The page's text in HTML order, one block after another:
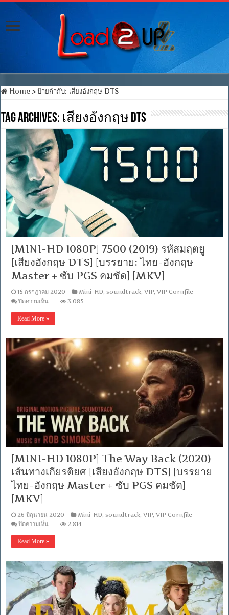
Home > ป้ายกำกับ: เสียงอังกฤษ DTS
Tag Archives: เสียงอังกฤษ DTS
[MINI-HD 1080P] 7500 (2019) รหัสมฤตยู
[เสียงอังกฤษ DTS] [บรรยาย: ไทย-อังกฤษ
Master + ซับ PGS คมชัด] [MKV]
15 กรกฎาคม 2020 Mini-HD, soundtrack,VIP,VIP Cornfile
ปิดความเห็น
1080P]
(2019)
รหัส
มฤตยู
[เสียง
อังกฤษ
อังกฤษ
Master
+
ซับ
PGS
คม
ชัด]
3,085
Read More »
[MINI-HD 1080P] The Way Back (2020)
เส้นทางเกียรติยศ [เสียงอังกฤษ DTS] [บรรยาย
ไทย-อังกฤษ Master + ซับ PGS คมชัด]
[MKV]
26 มิถุนายน 2020 Mini-HD, soundtrack,VIP,VIP Cornfile
ปิดความเห็น
1080P]
Way
Back
(2020)
เส้น
ทาง
เกียรติยศ
[เสียง
2,814
Read More »